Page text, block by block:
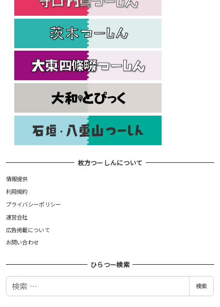
枚方つーしんについて
情報提供
利用規約
プライバシーポリシー
運営会社
広告掲載について
お問い合わせ
ひらつー検索
検
検索